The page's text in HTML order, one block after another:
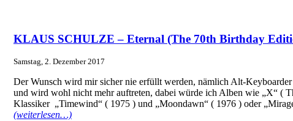
KLAUS SCHULZE – Eternal (The 70th Birthday
Samstag, 2. Dezember 2017
Der Wunsch wird mir sicher nie erfüllt werden, nämlich Alt-
und wird wohl nicht mehr auftreten, dabei würde ich Alben wie „X“ (
Klassiker „Timewind“ ( 1975 ) und „Moondawn“ ( 1976 ) oder
(weiterlesen…)